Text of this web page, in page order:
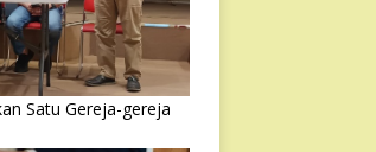
Satu Gereja-gereja